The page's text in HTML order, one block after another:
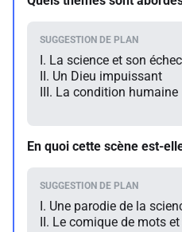
I. La science et son échec
II. Un Dieu impuissant
III. La condition humaine
En quoi cette scène est-
I. Une parodie de la
II. Le comique de mots